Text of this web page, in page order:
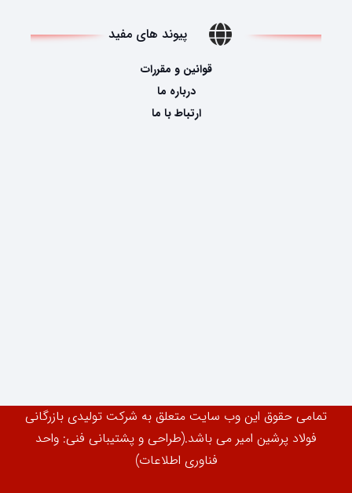
پیوند های مفید
قوانین و مقررات
درباره ما
ارتباط با ما
تمامی حقوق این وب سایت متعلق به شرکت تولیدی بازرگانی
فولاد پرشین امیر می باشد.(طراحی و پشتیبانی فنی: واحد
فناوری اطلاعات)